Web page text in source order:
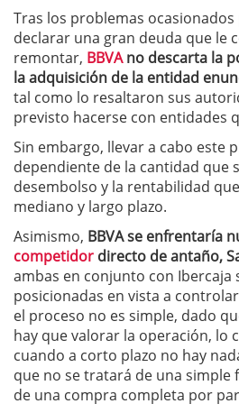
Tras los problemas ocasionados
declarar una gran deuda que le
remontar, BBVAno descarta la
la adquisición de la entidad
tal como lo resaltaron sus
previsto hacerse con entidades
Sin embargo, llevar a cabo este
dependiente de la cantidad que
desembolso y la rentabilidad
mediano y largo plazo.
Asimismo, BBVA se enfrentaría
competidor directo de antaño,
ambas en conjunto con Ibercaja
posicionadas en vista a
el proceso no es simple, dado
hay que valorar la operación, lo
cuando a corto plazo no hay
que no se tratará de una simple
de una compra completa por